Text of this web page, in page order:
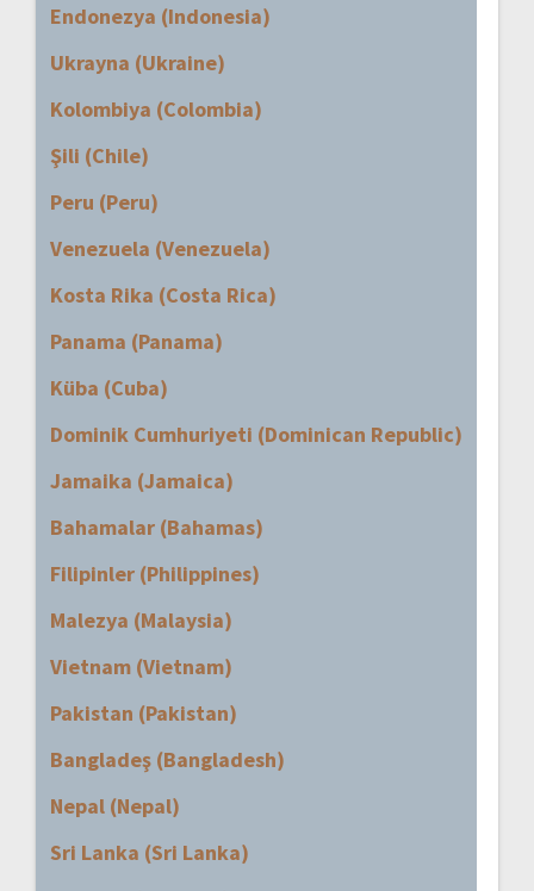
Endonezya (Indonesia)
Ukrayna (Ukraine)
Kolombiya (Colombia)
Şili (Chile)
Peru (Peru)
Venezuela (Venezuela)
Kosta Rika (Costa Rica)
Panama (Panama)
Küba (Cuba)
Dominik Cumhuriyeti (Dominican Republic)
Jamaika (Jamaica)
Bahamalar (Bahamas)
Filipinler (Philippines)
Malezya (Malaysia)
Vietnam (Vietnam)
Pakistan (Pakistan)
Bangladeş (Bangladesh)
Nepal (Nepal)
Sri Lanka (Sri Lanka)